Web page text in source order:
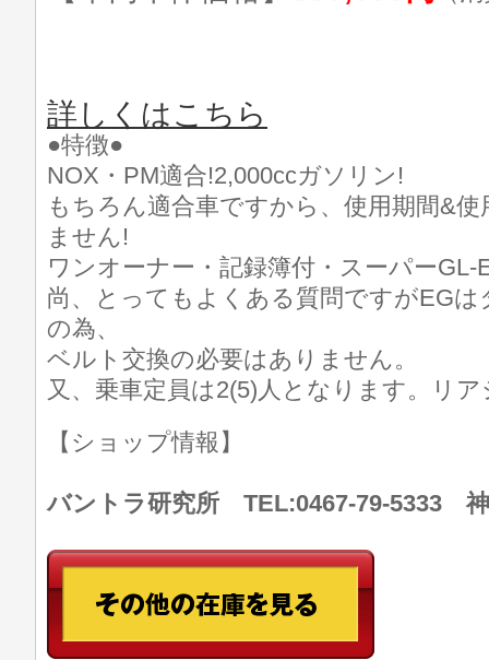
詳しくはこちら
●特徴●
NOX・PM適合!2,000ccガソリン!
もちろん適合車ですから、使用期間&
ません!
ワンオーナー・記録簿付・スーパーGL-
尚、とってもよくある質問ですがEG
の為、
ベルト交換の必要はありません。
又、乗車定員は2(5)人となります。リ
【ショップ情報】
バントラ研究所 TEL:0467-79-5333 神